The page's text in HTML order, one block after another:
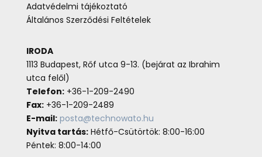
Adatvédelmi tájékoztató
Általános Szerződési Feltételek
IRODA
1113 Budapest, Rőf utca 9-13. (bejárat az Ibrahim
utca felől)
Telefon:+36-1-209-2490
Fax:+36-1-209-2489
E-mail: posta@technowato.hu
Nyitva tartás:Hétfő-Csütörtök: 8:00-16:00
Péntek: 8:00-14:00